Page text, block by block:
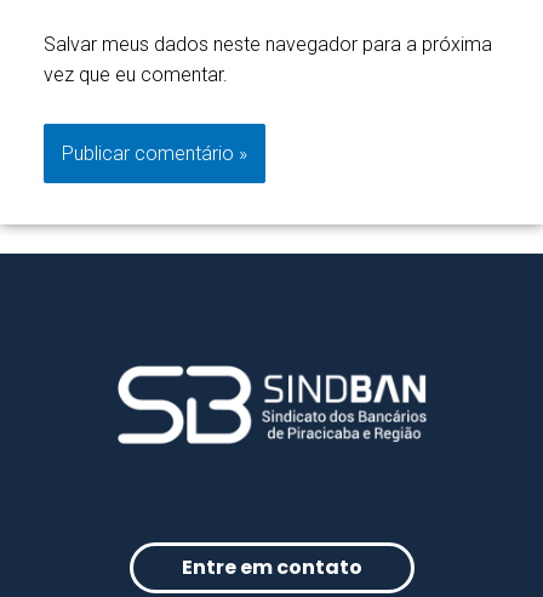
Salvar meus dados neste navegador para a próxima
vez que eu comentar.
Entre em contato